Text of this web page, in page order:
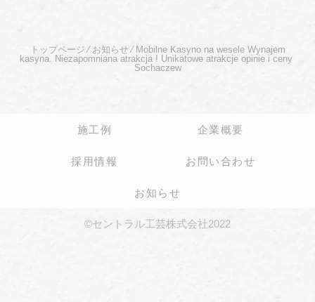
トップページ ⁄ お知らせ⁄ Mobilne Kasyno na wesele Wynajem
kasyna. Niezapomniana atrakcja ! Unikatowe atrakcje opinie i ceny ️
Sochaczew
施工例 企業概要
採用情報 お問い合わせ
お知らせ
©セントラル工芸株式会社2022